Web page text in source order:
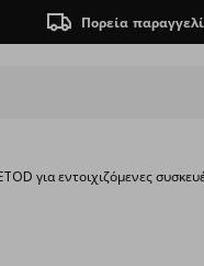
Πορεία
για εντοιχιζόμενες